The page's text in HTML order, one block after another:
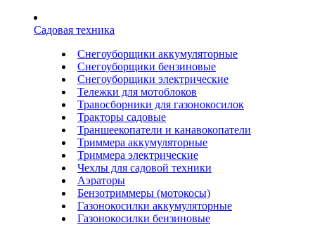
Садовая техника
Снегоуборщики аккумуляторные
Снегоуборщики бензиновые
Снегоуборщики электрические
Тележки для мотоблоков
Травосборники для газонокосилок
Тракторы садовые
Траншеекопатели и канавокопатели
Триммера аккумуляторные
Триммера электрические
Чехлы для садовой техники
Аэраторы
Бензотриммеры (мотокосы)
Газонокосилки аккумуляторные
Газонокосилки бензиновые